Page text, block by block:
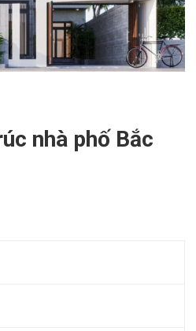
nhà phố Bắc